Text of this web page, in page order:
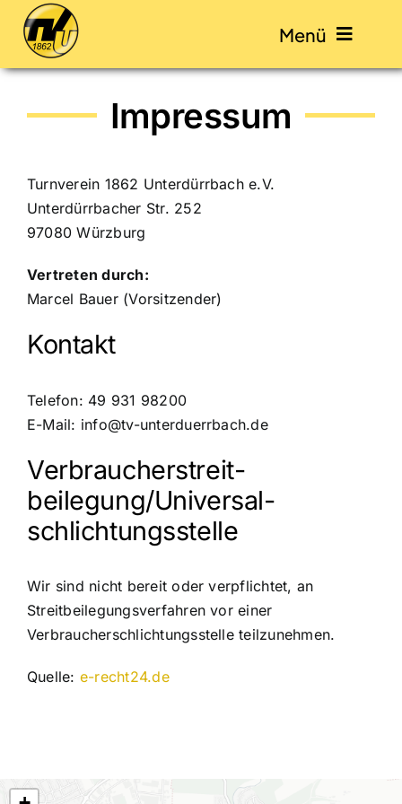
Skip
content
Menü
Start
Veranstaltungen
Kontakt
Mitglied werden / Beiträge
Dein TVU
Downloadbereich
Impressum
Datenschutz
Impressum
Turnverein 1862 Unterdürrbach e.V.
Unterdürrbacher Str. 252
97080 Würzburg
Vertreten durch:
Marcel Bauer (Vorsitzender)
Kontakt
Telefon: 49 931 98200
E-Mail: info@tv-unterduerrbach.de
Verbraucher­streit­
beilegung/Universal­
schlichtungs­stelle
Wir sind nicht bereit oder verpflichtet, an
Streitbeilegungsverfahren vor einer
Verbraucherschlichtungsstelle teilzunehmen.
Quelle: e-recht24.de